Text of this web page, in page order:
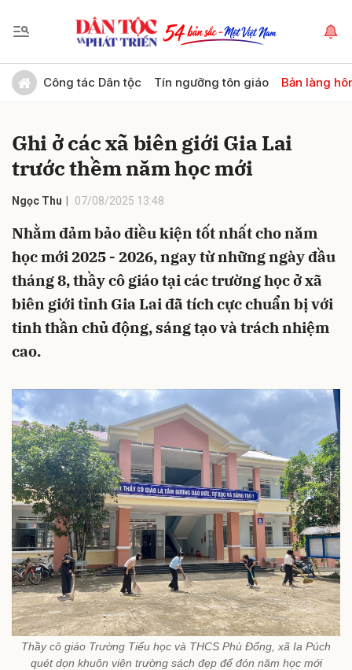
Công tác Dân tộc Tín ngưỡng tôn giáo Bản làng
Ghi ở các xã biên giới Gia Lai
trước thềm năm học mới
Ngọc Thu 07/08/2025 13:48
Nhằm đảm bảo điều kiện tốt nhất cho năm
học mới 2025 - 2026, ngay từ những ngày đầu
tháng 8, thầy cô giáo tại các trường học ở xã
biên giới tỉnh Gia Lai đã tích cực chuẩn bị với
tinh thần chủ động, sáng tạo và trách nhiệm
cao.
Thầy cô giáo Trường Tiểu học và THCS Phù Đổng, xã Ia Púch
quét dọn khuôn viên trường sách đẹp để đón năm học mới
Gửi bình luận
Hủy Gửi